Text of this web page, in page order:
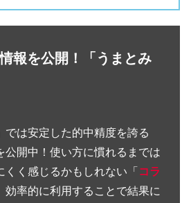
報を公開！「うまとみ
では安定した的中精度を誇る
公開中！使い方に慣れるまでは
くく感じるかもしれない「コラ
効率的に利用することで結果に